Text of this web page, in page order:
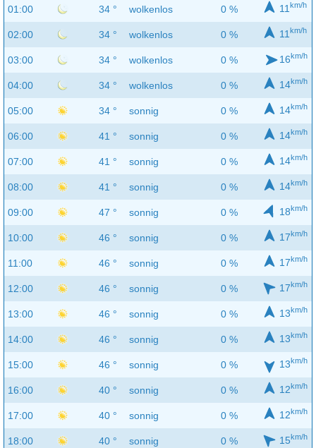
01:00 34 ° wolkenlos 0 % 11 km/h
02:00 34 ° wolkenlos 0 % 11 km/h
03:00 34 ° wolkenlos 0 % 16km/h
04:00 34 ° wolkenlos 0 % 14km/h
05:00 34 ° sonnig 0 % 14km/h
06:00 41 ° sonnig 0 % 14km/h
07:00 41 ° sonnig 0 % 14km/h
08:00 41 ° sonnig 0 % 14km/h
09:00 47 ° sonnig 0 % 18km/h
10:00 46 ° sonnig 0 % 17km/h
11:00 46 ° sonnig 0 % 17km/h
12:00 46 ° sonnig 0 % 17km/h
13:00 46 ° sonnig 0 % 13km/h
14:00 46 ° sonnig 0 % 13km/h
15:00 46 ° sonnig 0 % 13km/h
16:00 40 ° sonnig 0 % 12km/h
17:00 40 ° sonnig 0 % 12km/h
18:00 40 ° sonnig 0 % 15km/h